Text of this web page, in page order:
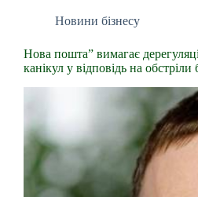
Новини бізнесу
Нова пошта” вимагає
канікул у відповідь на обстріли